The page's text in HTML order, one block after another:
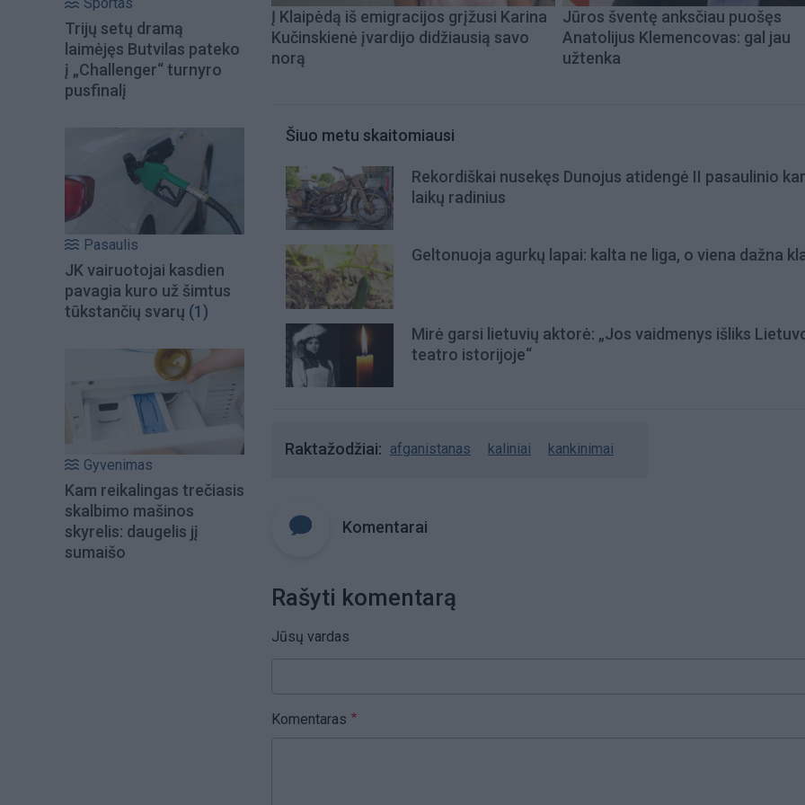
Trijų setų dramą
laimėjęs Butvilas pateko
į „Challenger“ turnyro
pusfinalį
Pasaulis
JK vairuotojai kasdien
pavagia kuro už šimtus
tūkstančių svarų (1)
Gyvenimas
Kam reikalingas trečiasis
skalbimo mašinos
skyrelis: daugelis jį
sumaišo
Į Klaipėdą iš emigracijos grįžusi Karina
Kučinskienė įvardijo didžiausią savo
norą
Jūros šventę anksčiau puošęs
Anatolijus Klemencovas: gal jau
užtenka
Šiuo metu skaitomiausi
Rekordiškai nusekęs Dunojus atidengė II pasaulinio
laikų radinius
Geltonuoja agurkų lapai: kalta ne liga, o viena dažna
Mirė garsi lietuvių aktorė: „Jos vaidmenys išliks
teatro istorijoje“
Raktažodžiai afganistanas kaliniai kankinimai
Komentarai
Rašyti komentarą
Jūsų vardas
Komentaras